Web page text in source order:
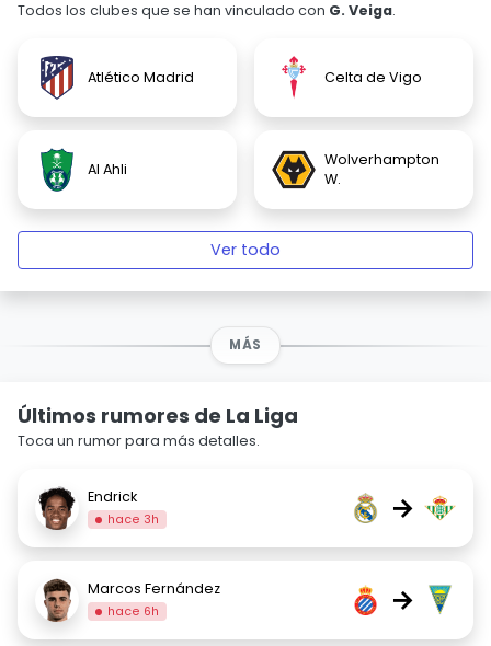
Todos los clubes que se han vinculado con G. Veiga.
Atlético Madrid Celta de Vigo
Al Ahli
Wolverhampton
W.
Ver todo
MÁS
Últimos rumores de La Liga
Toca un rumor para más detalles.
Endrick
hace 3h →
Marcos Fernández
hace 6h →